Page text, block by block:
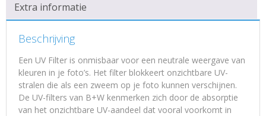
Extra informatie
Beschrijving
Een UV Filter is onmisbaar voor een neutrale weergave van
kleuren in je foto’s. Het filter blokkeert onzichtbare UV-
stralen die als een zweem op je foto kunnen verschijnen.
De UV-filters van B+W kenmerken zich door de absorptie
van het onzichtbare UV-aandeel dat vooral voorkomt in